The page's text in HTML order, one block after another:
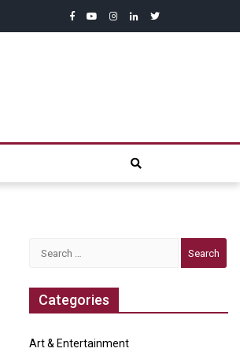
facebook
youtubeinstagram
linkedintwitter
Categories
Art & Entertainment